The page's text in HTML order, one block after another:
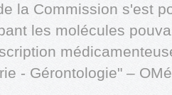
la Commission s'est
les molécules
- Gérontologie" –